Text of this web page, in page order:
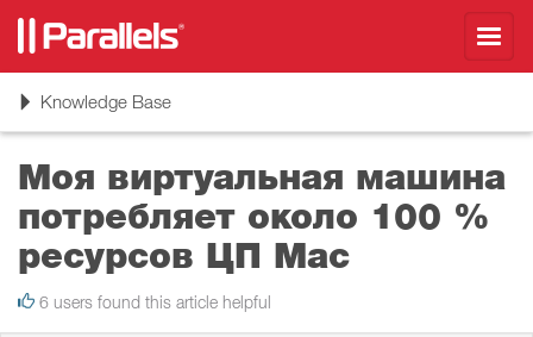
ToggleKnowledge Base
Моя виртуальная машина
потребляет около 100 %
ресурсов ЦП Mac
6 users found this article helpful